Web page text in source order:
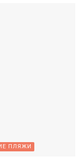
ПЛЯЖИ